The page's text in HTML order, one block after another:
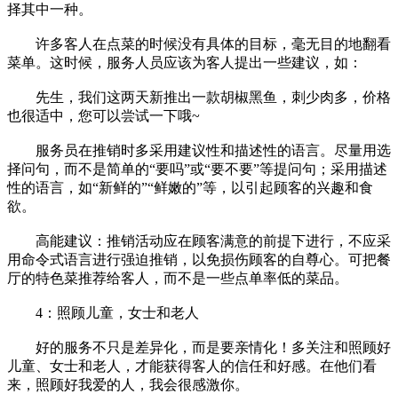
择其中一种。
许多客人在点菜的时候没有具体的目标，毫无目的地翻看
菜单。这时候，服务人员应该为客人提出一些建议，如：
先生，我们这两天新推出一款胡椒黑鱼，刺少肉多，价格
也很适中，您可以尝试一下哦~
服务员在推销时多采用建议性和描述性的语言。尽量用选
择问句，而不是简单的“要吗”或“要不要”等提问句；采用描述
性的语言，如“新鲜的”“鲜嫩的”等，以引起顾客的兴趣和食
欲。
高能建议：推销活动应在顾客满意的前提下进行，不应采
用命令式语言进行强迫推销，以免损伤顾客的自尊心。可把餐
厅的特色菜推荐给客人，而不是一些点单率低的菜品。
4：照顾儿童，女士和老人
好的服务不只是差异化，而是要亲情化！多关注和照顾好
儿童、女士和老人，才能获得客人的信任和好感。在他们看
来，照顾好我爱的人，我会很感激你。